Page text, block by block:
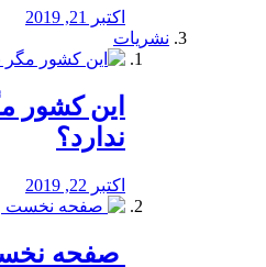
اکتبر 21, 2019
نشریات
این کشور
ندارد؟
اکتبر 22, 2019
صفحه